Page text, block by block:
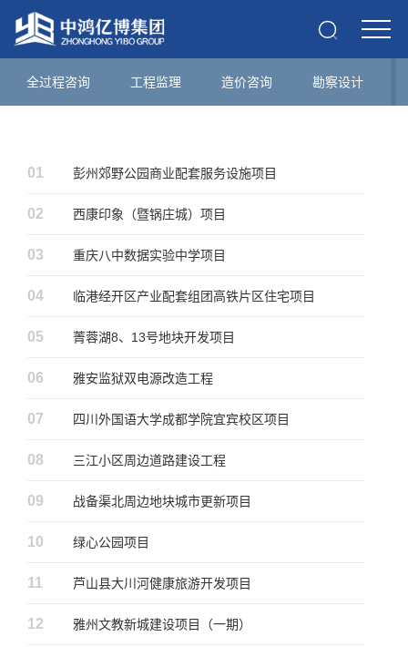
全过程咨询 工程监理 造价咨询 勘察设计
01 彭州郊野公园商业配套服务设施项目
02 西康印象（暨锅庄城）项目
03 重庆八中数据实验中学项目
04 临港经开区产业配套组团高铁片区住宅项目
05 菁蓉湖8、13号地块开发项目
06 雅安监狱双电源改造工程
07 四川外国语大学成都学院宜宾校区项目
08 三江小区周边道路建设工程
09 战备渠北周边地块城市更新项目
10 绿心公园项目
11 芦山县大川河健康旅游开发项目
12 雅州文教新城建设项目（一期）